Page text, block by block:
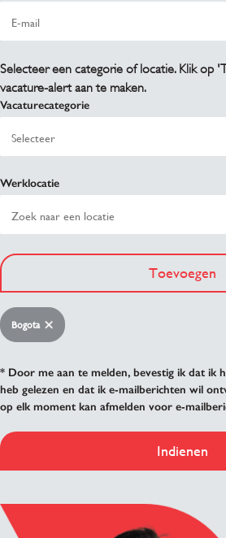
Selecteer een categorie of locatie. Klik op
vacature-alert aan te maken.
Vacaturecategorie
Werklocatie
Toevoegen
Bogota
* Door me aan te melden, bevestig ik dat ik
heb gelezen en dat ik e-mailberichten wil
op elk moment kan afmelden voor e-
Indienen